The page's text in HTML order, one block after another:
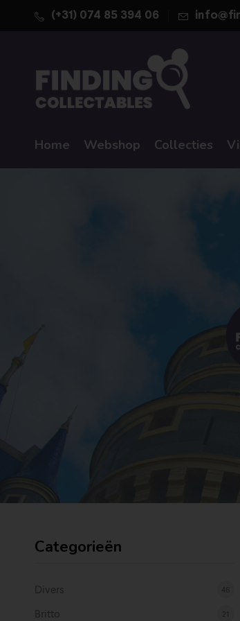
(+31) 074 85 394 06
Home Webshop Collecties
Categorieën
Divers
Britto